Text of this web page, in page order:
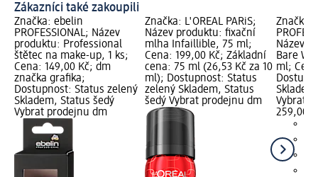
Zákazníci také zakoupili
Značka: ebelin
PROFESSIONAL; Název
produktu: Professional
štětec na make-up, 1 ks;
Cena: 149,00 Kč; dm
značka grafika;
Dostupnost: Status zelený
Skladem, Status šedý
Vybrat prodejnu dm
Značka: L'ORÉAL PARiS;
Název produktu: fixační
mlha Infaillible, 75 ml;
Cena: 199,00 Kč; Základní
cena: 75 ml (26,53 Kč za 10
ml); Dostupnost: Status
zelený Skladem, Status
šedý Vybrat prodejnu dm
Značka:
Název
Bare
ml;
Vybrat
259,00